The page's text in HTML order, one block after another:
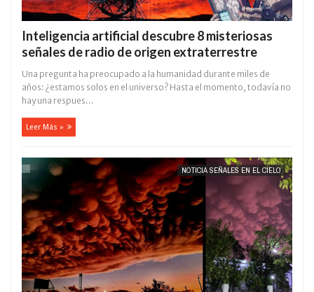
Inteligencia artificial descubre 8 misteriosas
señales de radio de origen extraterrestre
Una pregunta ha preocupado a la humanidad durante miles de
años: ¿estamos solos en el universo? Hasta el momento, todavía no
hay una respues...
Leer Más »
NOTICIA SEÑALES EN EL CIELO